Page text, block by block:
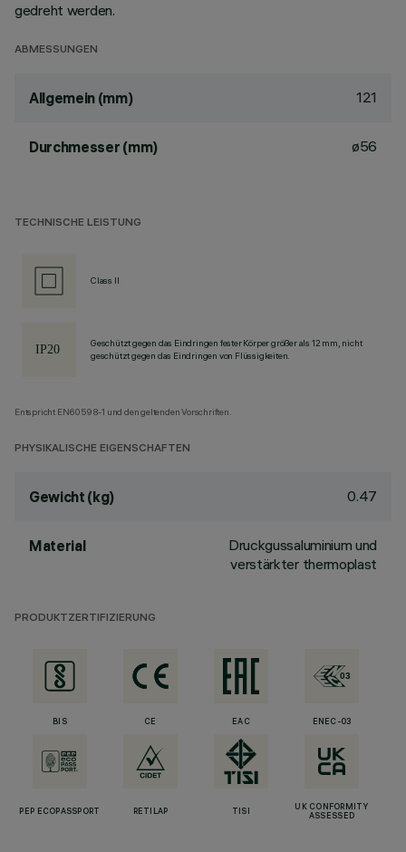
gedreht werden.
ABMESSUNGEN
Allgemein (mm) 121
Durchmesser (mm) ø56
TECHNISCHE LEISTUNG
Class II
Geschützt gegen das Eindringen fester Körper größer als 12 mm, nicht
geschützt gegen das Eindringen von Flüssigkeiten.
Entspricht EN60598-1 und den geltenden Vorschriften.
PHYSIKALISCHE EIGENSCHAFTEN
Gewicht (kg) 0.47
Material
Druckgussaluminium und
verstärkter thermoplast
PRODUKTZERTIFIZIERUNG
BIS CE EAC ENEC-03
PEP ECOPASSPORT RETILAP TISI
UK CONFORMITY
ASSESSED